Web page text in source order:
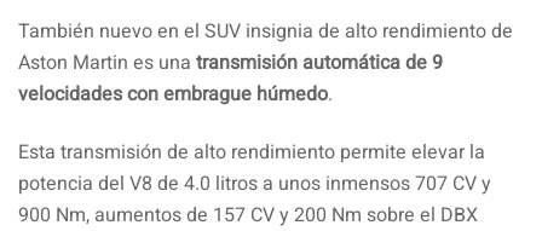
También nuevo en el SUV insignia de alto rendimiento de
Aston Martin es una transmisión automática de 9
velocidades con embrague húmedo.
Esta transmisión de alto rendimiento permite elevar la
potencia del V8 de 4.0 litros a unos inmensos 707 CV y ​​
900 Nm, aumentos de 157 CV y ​​200 Nm sobre el DBX